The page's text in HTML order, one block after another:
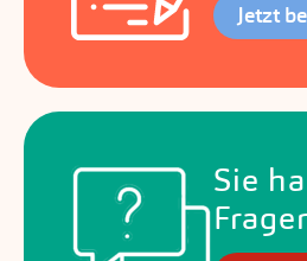
Jetzt
Sie